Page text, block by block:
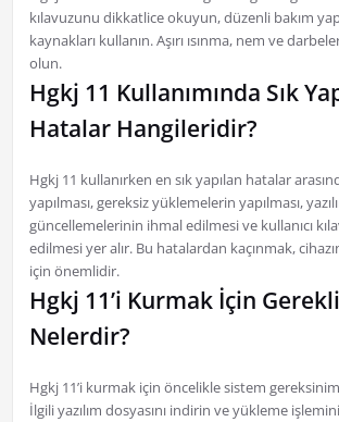
kılavuzunu dikkatlice okuyun, düzenli bakım
kaynakları kullanın. Aşırı ısınma, nem ve
olun.
Hgkj 11 Kullanımında Sık
Hatalar Hangileridir?
Hgkj 11 kullanırken en sık yapılan hatalar
yapılması, gereksiz yüklemelerin yapılması,
güncellemelerinin ihmal edilmesi ve kullanıcı
edilmesi yer alır. Bu hatalardan kaçınmak,
için önemlidir.
Hgkj 11’i Kurmak İçin
Nelerdir?
Hgkj 11’i kurmak için öncelikle sistem
İlgili yazılım dosyasını indirin ve yükleme